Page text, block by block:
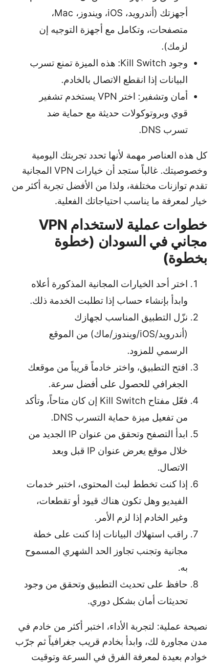
أجهزتك (أندرويد، iOS، ويندوز، Mac،
متصفحات، وتكامل مع أجهزة التوجيه إن
لزمك).
وجود Kill Switch: هذه الميزة تمنع تسرب
البيانات إذا انقطع الاتصال بالخادم.
أمان وتشفير: اختر VPN يستخدم تشفير
قوي وبروتوكولات حديثة مع حماية ضد
تسرب DNS.
كل هذه العناصر مهمة لأنها تحدد تجربتك اليومية
وخصوصيتك. غالباً ستجد أن خيارات VPN المجانية
تقدم توازنات مختلفة، ولذا من الأفضل تجربة أكثر من
خيار لمعرفة ما يناسب احتياجاتك الفعلية.
خطوات عملية لاستخدام VPN
مجاني في السودان (خطوة
بخطوة)
اختر أحد الخيارات المجانية المذكورة أعلاه
وابدأ بإنشاء حساب إذا تطلبت الخدمة ذلك.
نزّل التطبيق المناسب لجهازك
(أندرويد/iOS/ويندوز/ماك) من الموقع
الرسمي للمزود.
افتح التطبيق، واختر خادماً قريباً من موقعك
الجغرافي للحصول على أفضل سرعة.
فعّل مفتاح Kill Switch إن كان متاحاً، وتأكد
من تفعيل ميزة حماية التسرب DNS.
ابدأ التصفح وتحقق من عنوان IP الجديد من
خلال موقع يعرض عنوان IP قبل وبعد
الاتصال.
إذا كنت تخطط لبث المحتوى، اختبر خدمات
الفيديو وهل تكون هناك قيود أو تقطعات،
وغير الخادم إذا لزم الأمر.
راقب استهلاك البيانات إذا كنت على خطة
مجانية وتجنب تجاوز الحد الشهري المسموح
به.
حافظ على تحديث التطبيق وتحقق من وجود
تحديثات أمان بشكل دوري.
نصيحة عملية: لتجربة الأداء، اختبر أكثر من خادم في
مدن مجاورة لك، وابدأ بخادم قريب جغرافياً ثم جرّب
خوادم بعيدة لمعرفة الفرق في السرعة وتوقيت